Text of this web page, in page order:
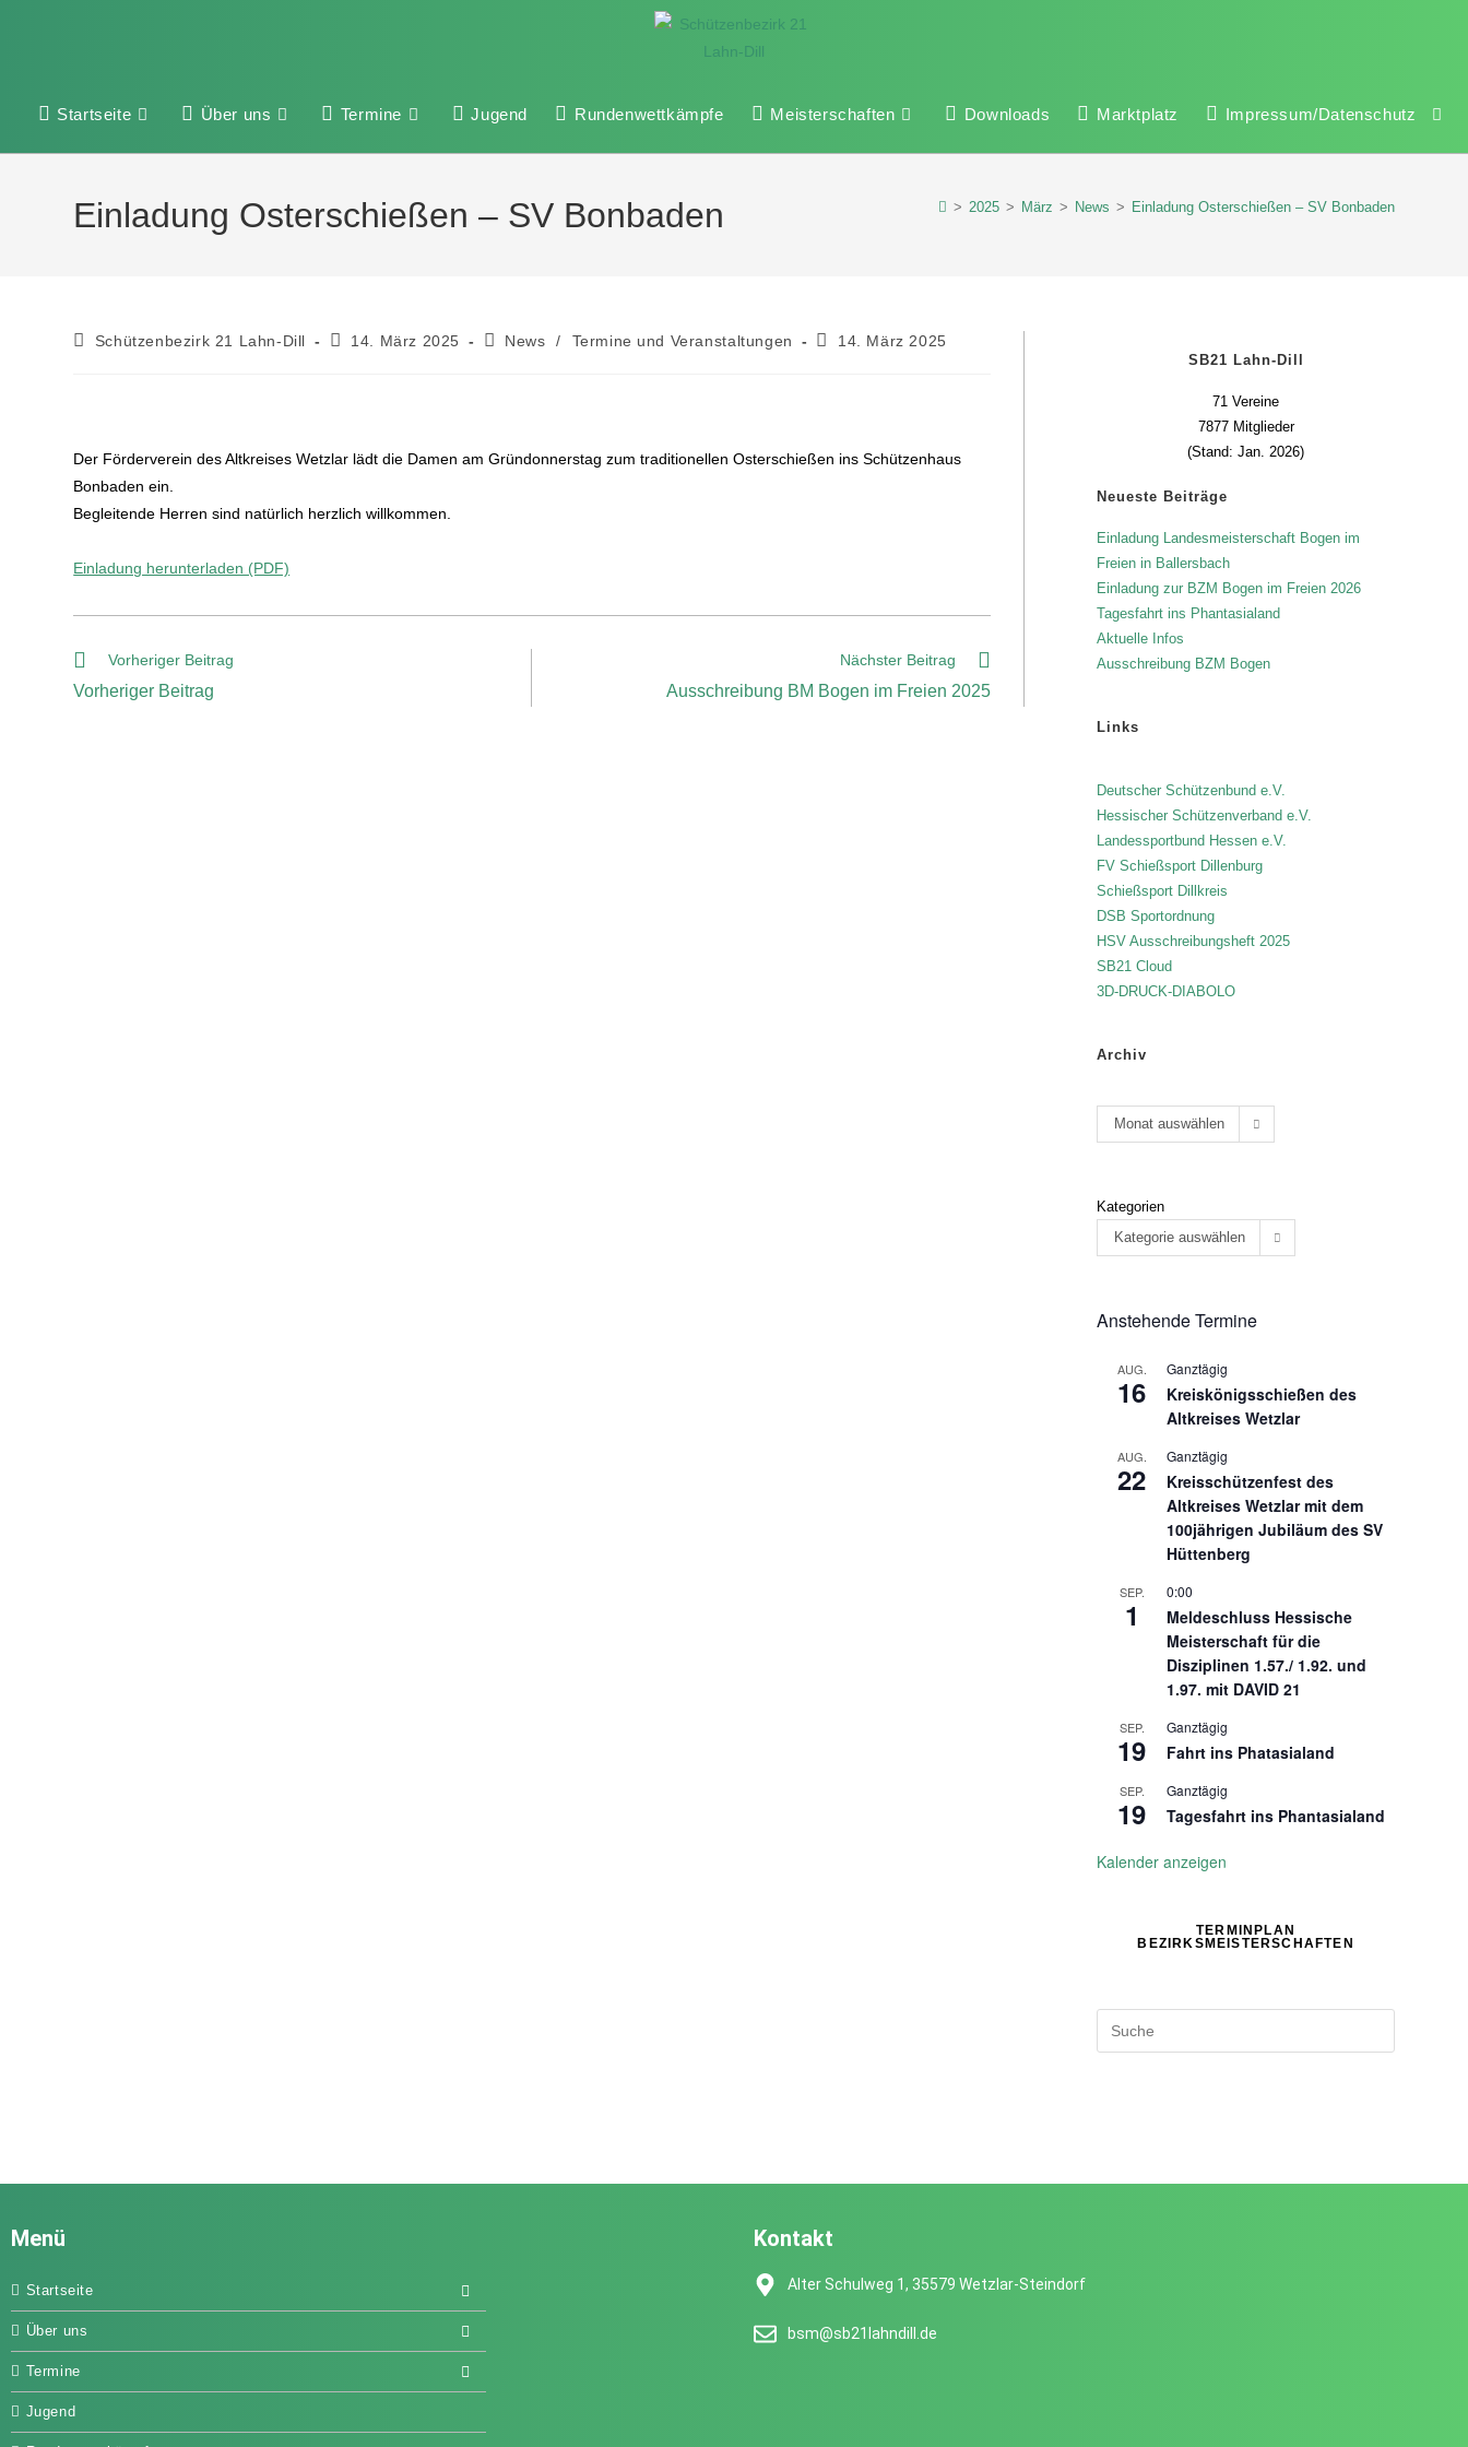
Startseite Über uns Termine Jugend Rundenwettkämpfe Meisterschaften Downloads Marktplatz Impressum/Datenschutz
Einladung Osterschießen – SV Bonbaden > 2025 > März > News > Einladung Osterschießen – SV Bonbaden
Schützenbezirk 21 Lahn-Dill 14. März 2025 News / Termine und Veranstaltungen 14. März 2025
Der Förderverein des Altkreises Wetzlar lädt die Damen am Gründonnerstag zum traditionellen Osterschießen ins Schützenhaus
Bonbaden ein.
Begleitende Herren sind natürlich herzlich willkommen.
Einladung herunterladen (PDF)
Vorheriger Beitrag
Vorheriger Beitrag
Nächster Beitrag
Ausschreibung BM Bogen im Freien 2025
SB21 Lahn-Dill
71 Vereine
7877 Mitglieder
(Stand: Jan. 2026)
Neueste Beiträge
Einladung Landesmeisterschaft Bogen im
Freien in Ballersbach
Einladung zur BZM Bogen im Freien 2026
Tagesfahrt ins Phantasialand
Aktuelle Infos
Ausschreibung BZM Bogen
Links
Deutscher Schützenbund e.V.
Hessischer Schützenverband e.V.
Landessportbund Hessen e.V.
FV Schießsport Dillenburg
Schießsport Dillkreis
DSB Sportordnung
HSV Ausschreibungsheft 2025
SB21 Cloud
3D-DRUCK-DIABOLO
Archiv
Monat auswählen
Kategorien
Kategorie auswählen
Anstehende Termine
AUG.
16
Ganztägig
Kreiskönigsschießen des
Altkreises Wetzlar
AUG.
22
Ganztägig
Kreisschützenfest des
Altkreises Wetzlar mit dem
100jährigen Jubiläum des SV
Hüttenberg
SEP.
1
0:00
Meldeschluss Hessische
Meisterschaft für die
Disziplinen 1.57./ 1.92. und
1.97. mit DAVID 21
SEP.
19
Ganztägig
Fahrt ins Phatasialand
SEP.
19
Ganztägig
Tagesfahrt ins Phantasialand
Kalender anzeigen
TERMINPLAN
BEZIRKSMEISTERSCHAFTEN
Menü
Startseite
Über uns
Termine
Jugend
Kontakt
Alter Schulweg 1, 35579 Wetzlar-Steindorf
bsm@sb21lahndill.de